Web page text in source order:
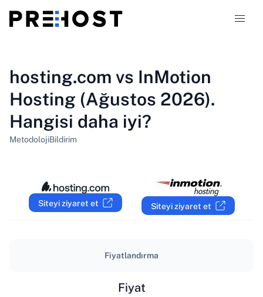
Karşılaştırmalar
Kuponlar
TR
hosting.com vs InMotion
Hosting (Ağustos 2026).
Hangisi daha iyi?
MetodolojiBildirim
Siteyi ziyaret et Siteyi ziyaret et
Fiyatlandırma
Fiyat